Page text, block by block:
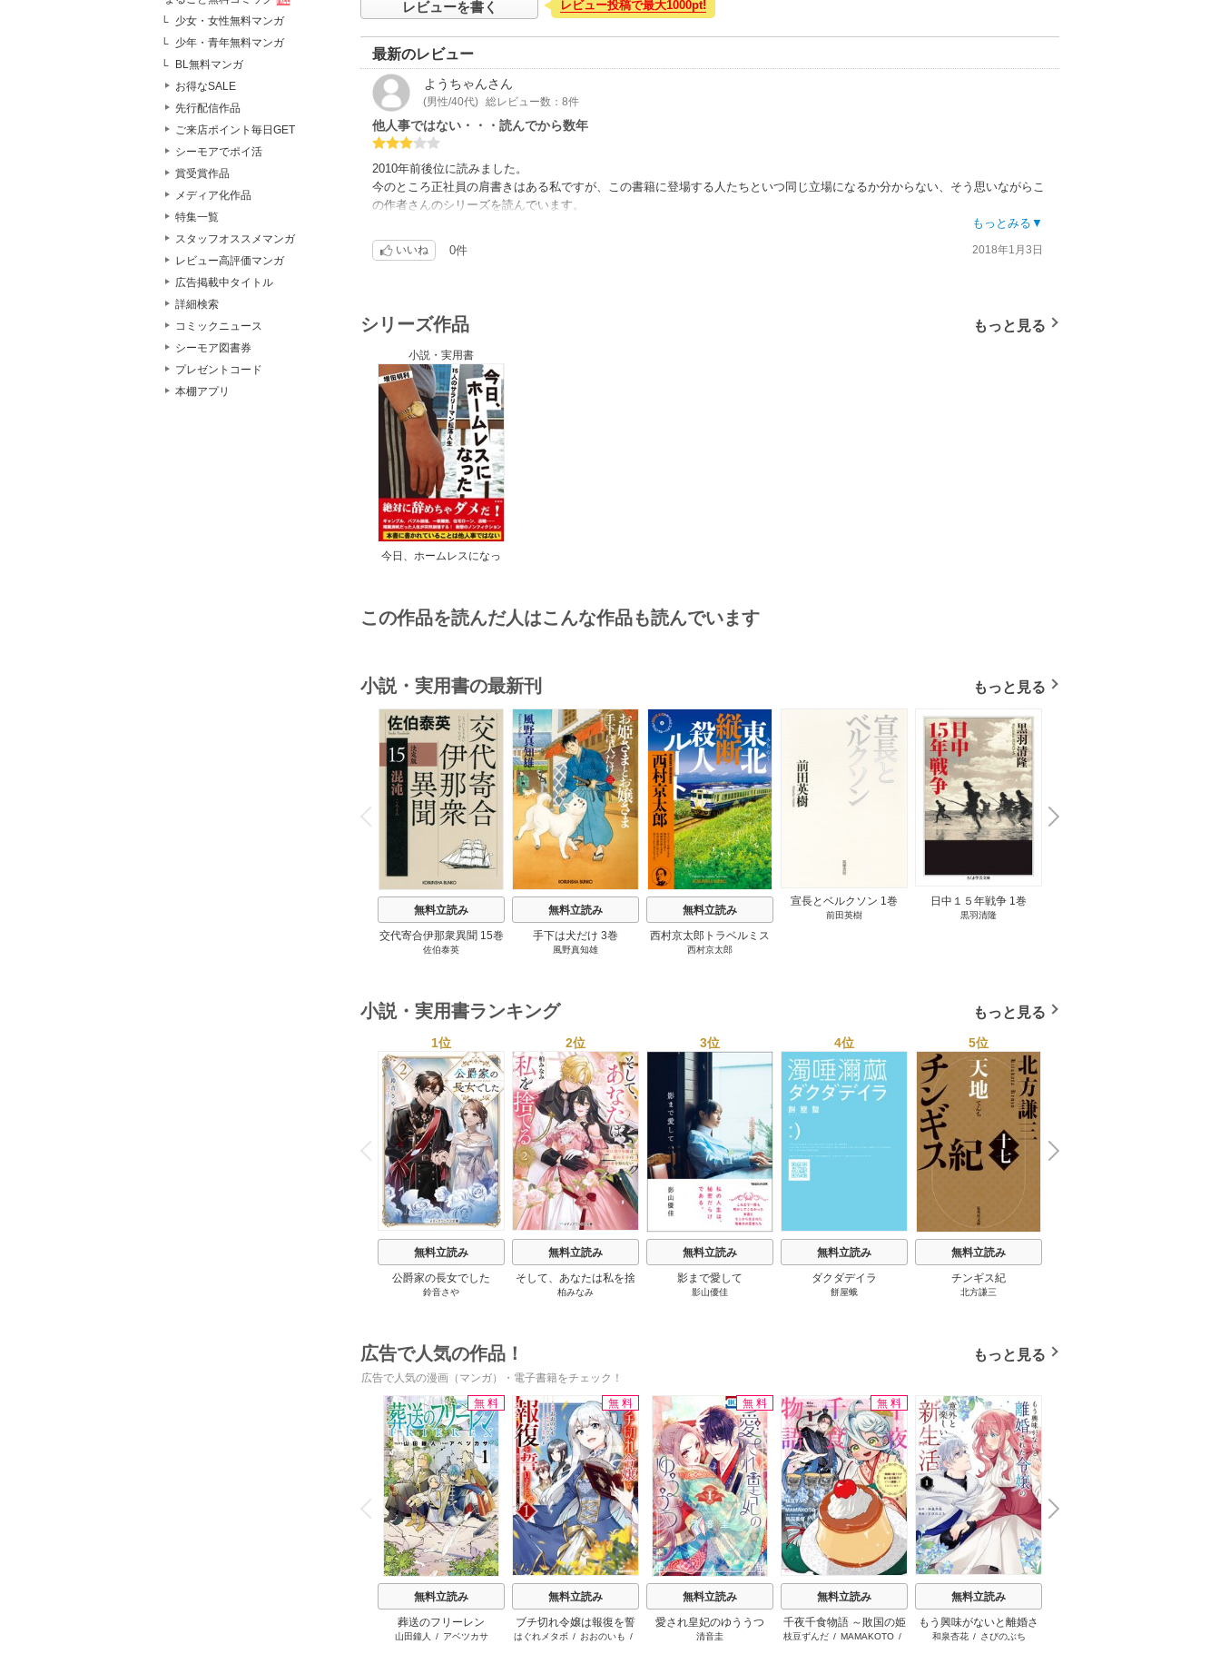
少女・女性無料マンガ
少年・青年無料マンガ
BL無料マンガ
お得なSALE
先行配信作品
ご来店ポイント毎日GET
シーモアでポイ活
賞受賞作品
メディア化作品
特集一覧
スタッフオススメマンガ
レビュー高評価マンガ
広告掲載中タイトル
詳細検索
コミックニュース
シーモア図書券
プレゼントコード
本棚アプリ
レビューを書く レビュー投稿で最大1000pt!
最新のレビュー
ようちゃんさん
(男性/40代) 総レビュー数：8件
他人事ではない・・・読んでから数年
2010年前後位に読みました。
今のところ正社員の肩書きはある私ですが、この書籍に登場する人たちといつ同じ立場になるか分からない、そう思いながらこ
の作者さんのシリーズを読んでいます。
仕事や生活に不満があっても冷静にならなければならないなぁと思わされました。ただし内容は暗いので積極的に他人に勧める
かは迷うところです。
もっとみる▼
いいね 0件 2018年1月3日
シリーズ作品 もっと見る
小説・実用書
今日、ホームレスになっ
この作品を読んだ人はこんな作品も読んでいます
小説・実用書の最新刊 もっと見る
P
r
e
i
o
u
s
無料立読み
交代寄合伊那衆異聞 15巻
佐伯泰英
無料立読み
手下は犬だけ 3巻
風野真知雄
無料立読み
西村京太郎トラベルミス
テリー・セレクション 2
西村京太郎
宣長とベルクソン 1巻
前田英樹
日中１５年戦争 1巻
黒羽清隆
N
e
x
t
小説・実用書ランキング もっと見る
P
r
e
v
i
o
u
s
1位
無料立読み
公爵家の長女でした
鈴音さや
2位
無料立読み
そして、あなたは私を捨
てる
柏みなみ
3位
無料立読み
影まで愛して
影山優佳
4位
無料立読み
ダクダデイラ
餅屋蛾
5位
無料立読み
チンギス紀
北方謙三
N
x
広告で人気の作品！ もっと見る
広告で人気の漫画（マンガ）・電子書籍をチェック！
P
r
e
v
i
o
u
s
無料
無料立読み
葬送のフリーレン
山田鐘人 / アベツカサ
無料
無料立読み
ブチ切れ令嬢は報復を誓
いました。
はぐれメタボ / おおのいも /
無料
無料立読み
愛され皇妃のゆううつ
清音圭
無料
無料立読み
千夜千食物語 ～敗国の姫
ですが氷の皇子殿下がど
枝豆ずんだ/ MAMAKOTO/
無料立読み
もう興味がないと離婚さ
れた令嬢の意外と楽しい
和泉杏花/ さびのぶち
N
e
x